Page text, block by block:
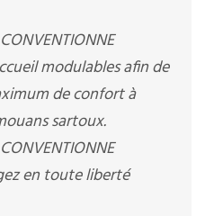
modulables afin de
de confort à
sartoux.
en toute liberté